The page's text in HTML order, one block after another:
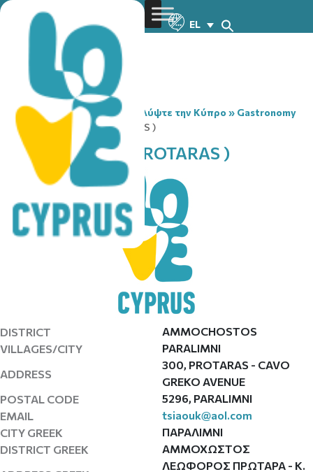
EL
You are here:Home» Ανακαλύψτε την Κύπρο » Gastronomy
» APOLLON PUB ( PROTARAS )
APOLLON PUB ( PROTARAS )
DISTRICT
AMMOCHOSTOS
VILLAGES/CITY
PARALIMNI
ADDRESS
300, PROTARAS - CAVO
GREKO AVENUE
POSTAL CODE
5296, PARALIMNI
EMAIL
tsiaouk@aol.com
CITY GREEK
ΠΑΡΑΛΙΜΝΙ
DISTRICT GREEK
ΑΜΜΟΧΩΣΤΟΣ
ΛΕΩΦΟΡΟΣ ΠΡΩΤΑΡΑ - Κ.